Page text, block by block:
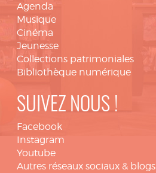
Agenda
Musique
Cinéma
Jeunesse
Collections patrimoniales
Bibliothèque numérique
SUIVEZ NOUS !
Facebook
Instagram
Youtube
Autres réseaux sociaux & blogs